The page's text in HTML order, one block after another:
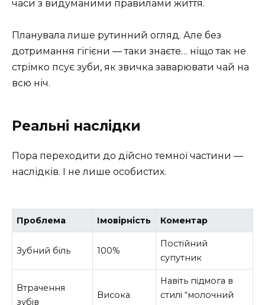
часи з видуманими правилами життя.
Планувала лише рутинний огляд. Але без
дотримання гігієни ― таки знаєте… ніщо так не
стрімко псує зуби, як звичка заварювати чай на
всю ніч.
Реальні наслідки
Пора переходити до дійсно темної частини ―
наслідків. І не лише особистих.
Проблема Імовірність Коментар
Зубний біль 100%
Постійний
супутник
Втрачення
зубів
Висока
Навіть підмога в
стилі “молочний